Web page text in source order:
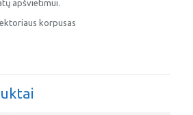
apšvietimui.
korpusas